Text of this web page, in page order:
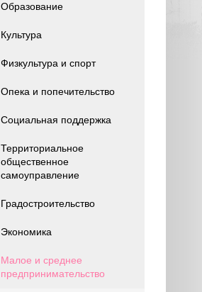
Образование
Культура
Физкультура и спорт
Опека и попечительство
Социальная поддержка
Территориальное
общественное
самоуправление
Градостроительство
Экономика
Малое и среднее
предпринимательство